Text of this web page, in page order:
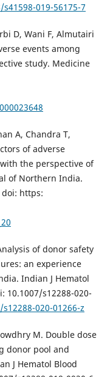
019-56175-7
D, Wani F, Almutairi
events among
study. Medicine
A, Chandra T,
of adverse
the perspective of
of Northern India.
doi: https:
of donor safety
an experience
Indian J Hematol
10.1007/s12288-020-
020-01266-z
M. Double dose
donor pool and
J Hematol Blood